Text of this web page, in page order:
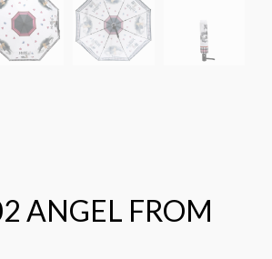
ANGEL FROM